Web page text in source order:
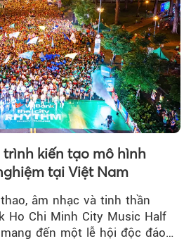
trình kiến tạo mô hình
tại Việt Nam
âm nhạc và tinh thần
Ho Chi Minh City Music Half
đến một lễ hội độc đáo